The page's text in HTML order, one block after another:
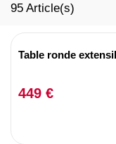
95 Article(s)
Table ronde
449 €